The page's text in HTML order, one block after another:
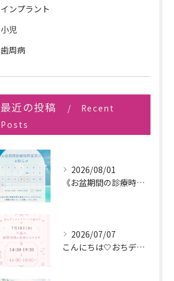
インプラント
小児
歯周病
最近の投稿
Recent
Posts
2026/08/01
《お盆期間の診療時間変更のお知らせ》
2026/07/07
こんにちは🤍おちデンタルクリニック長久手です🪥